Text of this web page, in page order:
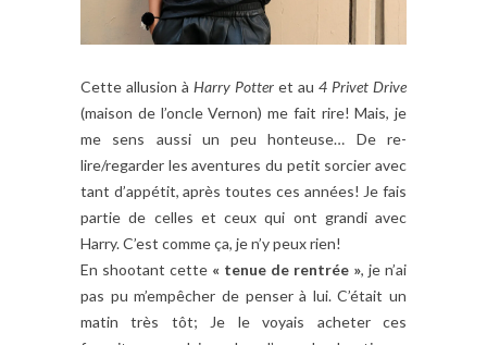
Cette allusion à Harry Potter et au 4 Privet Drive
(maison de l’oncle Vernon) me fait rire! Mais, je
me sens aussi un peu honteuse… De re-
lire/regarder les aventures du petit sorcier avec
tant d’appétit, après toutes ces années! Je fais
partie de celles et ceux qui ont grandi avec
Harry. C’est comme ça, je n’y peux rien!
En shootant cette « tenue de rentrée », je n’ai
pas pu m’empêcher de penser à lui. C’était un
matin très tôt; Je le voyais acheter ces